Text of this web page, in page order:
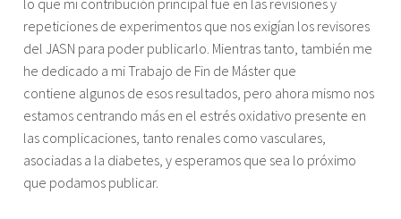
lo que mi contribución principal fue en las revisiones y
repeticiones de experimentos que nos exigían los revisores
del JASN para poder publicarlo. Mientras tanto, también me
he dedicado a mi Trabajo de Fin de Máster que
contiene algunos de esos resultados, pero ahora mismo nos
estamos centrando más en el estrés oxidativo presente en
las complicaciones, tanto renales como vasculares,
asociadas a la diabetes, y esperamos que sea lo próximo
que podamos publicar.